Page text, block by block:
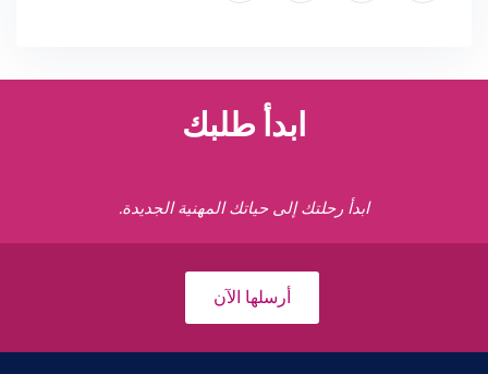
ابدأ طلبك
ابدأ رحلتك إلى حياتك المهنية الجديدة.
أرسلها الآن